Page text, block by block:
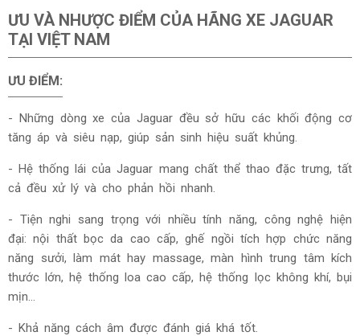
ƯU VÀ NHƯỢC ĐIỂM CỦA HÃNG XE JAGUAR
TẠI VIỆT NAM
ƯU ĐIỂM:
- Những dòng xe của Jaguar đều sở hữu các khối động cơ
tăng áp và siêu nạp, giúp sản sinh hiệu suất khủng.
- Hệ thống lái của Jaguar mang chất thể thao đặc trưng, tất
cả đều xử lý và cho phản hồi nhanh.
- Tiện nghi sang trọng với nhiều tính năng, công nghệ hiện
đại: nội thất bọc da cao cấp, ghế ngồi tích hợp chức năng
năng sưởi, làm mát hay massage, màn hình trung tâm kích
thước lớn, hệ thống loa cao cấp, hệ thống lọc không khí, bụi
mịn…
- Khả năng cách âm được đánh giá khá tốt.